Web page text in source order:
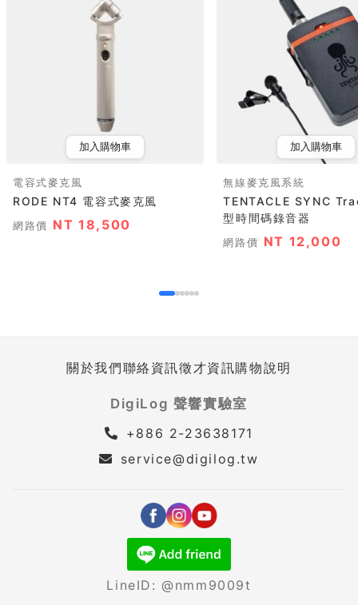
加入購物車
電容式麥克風
RODE NT4 電容式麥克風
網路價 NT 18,500
加入購物車
無線麥克風系統
TENTACLE SYNC
型時間碼錄音器
網路價 NT 12,000
關於我們聯絡資訊徵才資訊購物說明
DigiLog 聲響實驗室
+886 2-23638171
service@digilog.tw
LineID: @nmm9009t